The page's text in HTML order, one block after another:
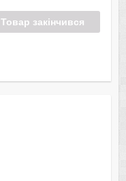
Товар закінчився